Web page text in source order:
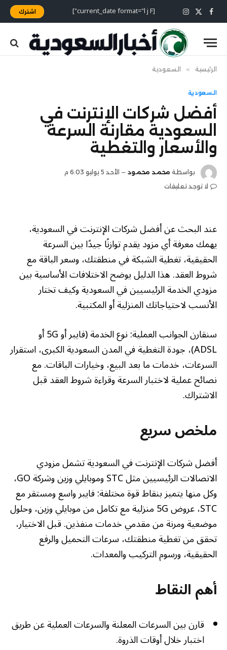
فيسبوك
X
(Twitter)
الانستغرام [current_date format="l j F"] اشترك
الرئيسية » السعودية
السعودية
أفضل شركات الإنترنت في
السعودية مقارنة السرعة
والأسعار والتغطية
بواسطة محمد محمود
الأحد 5 يوليو 6:03 م
لا توجد تعليقات
عند البحث عن أفضل شركات الإنترنت في السعودية،
يهمك معرفة أي مزود يقدم توازنًا جيدًا بين السرعة
الحقيقية، تغطية الشبكة في منطقتك، وسعر الباقة مع
شروط العقد. هذا الدليل يوضح الاختلافات الأساسية بين
مزودي الخدمة الرئيسيين في السعودية وكيف تختار
الأنسب لاحتياجاتك المنزلية أو المكتبية.
سنقارن الجوانب العملية: نوع الخدمة (فايبر أو 5G أو
ADSL)، جودة التغطية في المدن السعودية الكبرى، استقرار
السرعات، خدمات ما بعد البيع، وخيارات الباقات. مع
نصائح عملية لاختبار السرعة وقراءة شروط العقد قبل
الاشتراك.
ملخص سريع
أفضل شركات الإنترنت في السعودية تشمل مزودي
الاتصالات الرئيسيين مثل STC وموبايلي وزين وشركة GO،
وكل منها يتميز بنقاط قوة مختلفة: فايبر واسع ومستقر مع
STC، عروض 5G منزلية مع تكامل من موبايلي وزين، وحلول
موضعية ومرنة من مقدمي خدمات منفذين. قبل الاختيار،
تحقق من تغطية منطقتك، سرعات التحميل والرفع
الحقيقية، ورسوم التركيب والمعدات.
أهم النقاط
قارن بين السرعات المعلنة والسرعات العملية عن طريق
اختبار خلال أوقات الذروة.